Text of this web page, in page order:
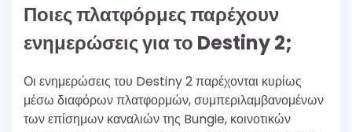
Ποιες πλατφόρμες παρέχουν
ενημερώσεις για το Destiny 2;
Οι ενημερώσεις του Destiny 2 παρέχονται κυρίως
μέσω διαφόρων πλατφορμών, συμπεριλαμβανομένων
των επίσημων καναλιών της Bungie, κοινοτικών